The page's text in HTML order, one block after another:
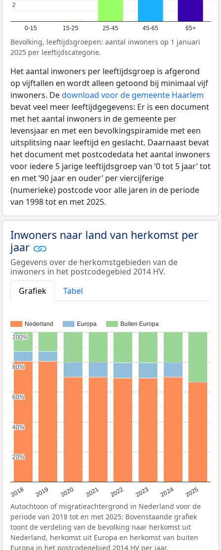
0-15 15-25 25-45 45-65 65+
2
2
Bevolking, leeftijdsgroepen: aantal inwoners op 1 januari
2025 per leeftijdscategorie.
Het aantal inwoners per leeftijdsgroep is afgerond
op vijftallen en wordt alleen getoond bij minimaal vijf
inwoners. Dedownload voor de gemeente Haarlem
bevat veel meer leeftijdgegevens: Er is een document
met het aantal inwoners in de gemeente per
levensjaar en met een bevolkingspiramide met een
uitsplitsing naar leeftijd en geslacht. Daarnaast bevat
het document met postcodedata het aantal inwoners
voor iedere 5 jarige leeftijdsgroep van ‘0 tot 5 jaar’ tot
en met ‘90 jaar en ouder’ per viercijferige
(numerieke) postcode voor alle jaren in de periode
van 1998 tot en met 2025.
Inwoners naar land van herkomst per
jaar
Gegevens over de herkomstgebieden van de
inwoners in het postcodegebied 2014 HV.
Grafiek
Tabel
Nederland Europa Buiten Europa
2018 2019 2020 2021 2022 2023 2024 2025
20%
20%
40%
40%
60%
60%
80%
80%
100%
100%
Autochtoon of migratieachtergrond in Nederland voor de
periode van 2018 tot en met 2025: Bovenstaande grafiek
toont de verdeling van de bevolking naar herkomst uit
Nederland, herkomst uit Europa en herkomst van buiten
Europa in het postcodegebied 2014 HV per jaar.